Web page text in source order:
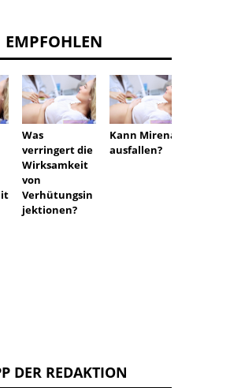
EMPFOHLEN
Was
verringert die
Wirksamkeit
von
Verhütungsin
jektionen?
Kann Mirena
ausfallen?
DER REDAKTION